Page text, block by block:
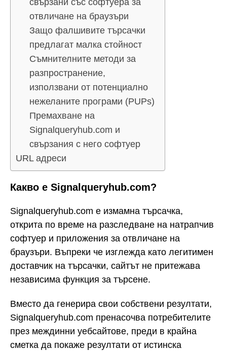
свързани със софтуера за
отвличане на браузъри
Защо фалшивите търсачки
предлагат малка стойност
Съмнителните методи за
разпространение,
използвани от потенциално
нежеланите програми (PUPs)
Премахване на
Signalqueryhub.com и
свързания с него софтуер
URL адреси
Какво е Signalqueryhub.com?
Signalqueryhub.com е измамна търсачка,
открита по време на разследване на натрапчив
софтуер и приложения за отвличане на
браузъри. Въпреки че изглежда като легитимен
доставчик на търсачки, сайтът не притежава
независима функция за търсене.
Вместо да генерира свои собствени резултати,
Signalqueryhub.com пренасочва потребителите
през междинни уебсайтове, преди в крайна
сметка да покаже резултати от истинска